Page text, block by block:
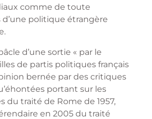
comme de toute
politique étrangère
d’une sortie « par le
de partis politiques français
bernée par des critiques
portant sur les
du traité de Rome de 1957,
en 2005 du traité